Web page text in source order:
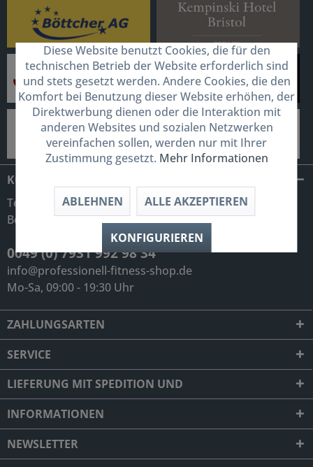
KONTAKT
Telefonische Unterstützung und
Beratung unter:
0049 (0) 7931 992 98 34
info@professionell-fitness-shop.de
Mo-Sa, 09:00 - 19:30 Uhr
ZAHLUNGSARTEN
SERVICE
LIEFERUNG MIT SPEDITION UND
INFORMATIONEN
NEWSLETTER
Diese Website benutzt Cookies, die für den
technischen Betrieb der Website erforderlich sind
und stets gesetzt werden. Andere Cookies, die den
Komfort bei Benutzung dieser Website erhöhen, der
Direktwerbung dienen oder die Interaktion mit
anderen Websites und sozialen Netzwerken
vereinfachen sollen, werden nur mit Ihrer
Zustimmung gesetzt. Mehr Informationen
ABLEHNEN ALLE AKZEPTIEREN
KONFIGURIEREN